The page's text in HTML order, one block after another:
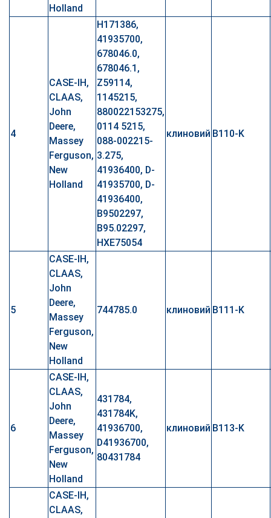
Holland
4
CASE-IH,
CLAAS,
John
Deere,
Massey
Ferguson,
New
Holland
H171386,
41935700,
678046.0,
678046.1,
Z59114,
1145215,
880022153275,
0114 5215,
088-002215-
3.275,
41936400, D-
41935700, D-
41936400,
B9502297,
B95.02297,
HXE75054
клиновий B110-K
5
CASE-IH,
CLAAS,
John
Deere,
Massey
Ferguson,
New
Holland
744785.0 клиновий B111-K
6
CASE-IH,
CLAAS,
John
Deere,
Massey
Ferguson,
New
Holland
431784,
431784K,
41936700,
D41936700,
80431784
клиновий B113-K
CASE-IH,
CLAAS,